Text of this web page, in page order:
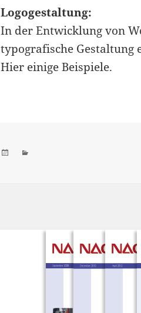
Logogestaltung:
In der Entwicklung von
typografische Gestaltung
Hier einige Beispiele.
Veröffentlicht